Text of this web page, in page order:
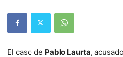
El caso de Pablo Laurta,